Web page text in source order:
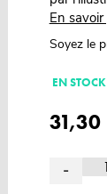
En savoir
Soyez le
EN STOCK
31,30
-